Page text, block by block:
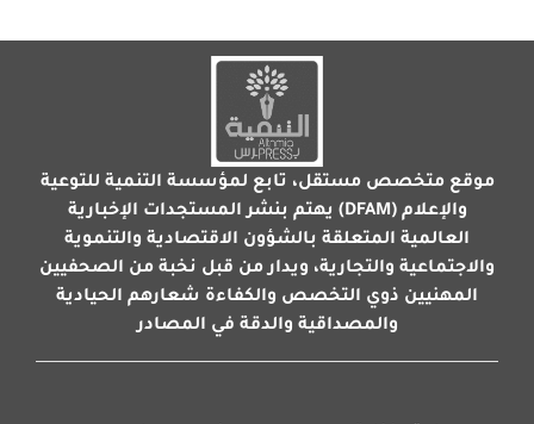
موقع متخصص مستقل، تابع لمؤسسة التنمية للتوعية
والإعلام (DFAM) يهتم بنشر المستجدات الإخبارية
العالمية المتعلقة بالشؤون الاقتصادية والتنموية
والاجتماعية والتجارية، ويدار من قبل نخبة من الصحفيين
المهنيين ذوي التخصص والكفاءة شعارهم الحيادية
والمصداقية والدقة في المصادر